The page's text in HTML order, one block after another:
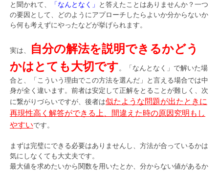
と聞かれて、
「なんとなく」
と答えたことはありませんか？一つ
の要因として、どのようにアプローチしたらよいか分からないか
ら何も考えずにやったなどが挙げられます。
実は、
自分の解法を説明できるかどう
かはとても大切です。「なんとなく」で解いた場
合と、「こういう理由でこの方法を選んだ」と言える場合では中
身が全く違います。前者は安定して正解をとることが難しく、次
に繋がりづらいですが、後者は似たような問題が出たときに
再現性高く解答ができる上、間違えた時の原因究明もし
やすいです。
まずは完璧にできる必要はありませんし、方法が合っているかは
気にしなくても大丈夫です。
最大値を求めたいから関数を用いたとか、分からない値があるか